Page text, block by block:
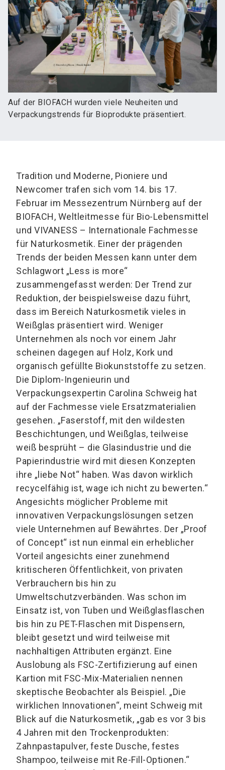
Auf der BIOFACH wurden viele Neuheiten und
Verpackungstrends für Bioprodukte präsentiert.
Tradition und Moderne, Pioniere und
Newcomer trafen sich vom 14. bis 17.
Februar im Messezentrum Nürnberg auf der
BIOFACH, Weltleitmesse für Bio-Lebensmittel
und VIVANESS – Internationale Fachmesse
für Naturkosmetik. Einer der prägenden
Trends der beiden Messen kann unter dem
Schlagwort „Less is more“
zusammengefasst werden: Der Trend zur
Reduktion, der beispielsweise dazu führt,
dass im Bereich Naturkosmetik vieles in
Weißglas präsentiert wird. Weniger
Unternehmen als noch vor einem Jahr
scheinen dagegen auf Holz, Kork und
organisch gefüllte Biokunststoffe zu setzen.
Die Diplom-Ingenieurin und
Verpackungsexpertin Carolina Schweig hat
auf der Fachmesse viele Ersatzmaterialien
gesehen. „Faserstoff, mit den wildesten
Beschichtungen, und Weißglas, teilweise
weiß besprüht – die Glasindustrie und die
Papierindustrie wird mit diesen Konzepten
ihre „liebe Not“ haben. Was davon wirklich
recycelfähig ist, wage ich nicht zu bewerten.“
Angesichts möglicher Probleme mit
innovativen Verpackungslösungen setzen
viele Unternehmen auf Bewährtes. Der „Proof
of Concept“ ist nun einmal ein erheblicher
Vorteil angesichts einer zunehmend
kritischeren Öffentlichkeit, von privaten
Verbrauchern bis hin zu
Umweltschutzverbänden. Was schon im
Einsatz ist, von Tuben und Weißglasflaschen
bis hin zu PET-Flaschen mit Dispensern,
bleibt gesetzt und wird teilweise mit
nachhaltigen Attributen ergänzt. Eine
Auslobung als FSC-Zertifizierung auf einen
Kartion mit FSC-Mix-Materialien nennen
skeptische Beobachter als Beispiel. „Die
wirklichen Innovationen“, meint Schweig mit
Blick auf die Naturkosmetik, „gab es vor 3 bis
4 Jahren mit den Trockenprodukten:
Zahnpastapulver, feste Dusche, festes
Shampoo, teilweise mit Re-Fill-Optionen.“